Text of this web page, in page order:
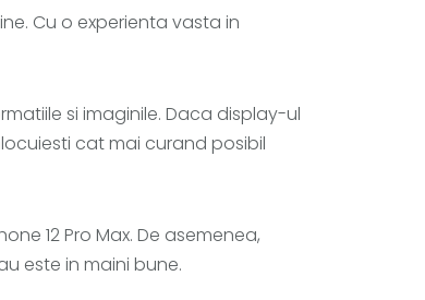
Cu o experienta vasta in
si imaginile. Daca display-ul
cat mai curand posibil
12 Pro Max. De asemenea,
este in maini bune.